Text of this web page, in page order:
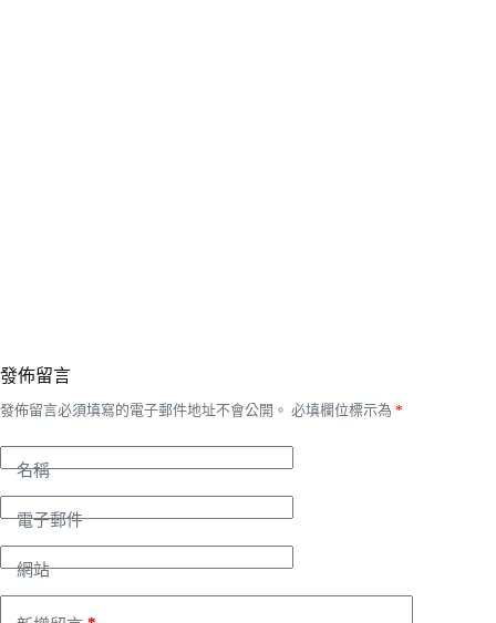
發佈留言
發佈留言必須填寫的電子郵件地址不會公開。 必填欄位標示為 *
名稱
電子郵件
網站